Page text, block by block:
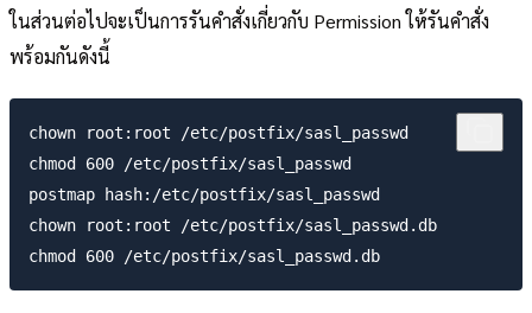
ในส่วนต่อไปจะเป็นการรันคำสั่งเกี่ยวกับ Permission ให้รันคำสั่ง
พร้อมกันดังนี้
chown root:root /etc/postfix/sasl_passwd
chmod 600 /etc/postfix/sasl_passwd
postmap hash:/etc/postfix/sasl_passwd
chown root:root /etc/postfix/sasl_passwd.db